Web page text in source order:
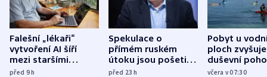
Falešní „lékaři“
vytvoření AI šíří
mezi staršími
Poláky nebezpečné
před 9h
Spekulace o
přímém ruském
útoku jsou pošetilé,
míní estonský
před 23h
Pobyt u
ploch zvyšuje
duševní
ukázala
včera v 07:30